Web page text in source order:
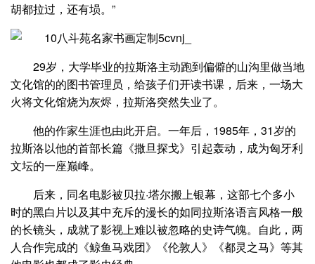
胡都拉过，还有埙。”
29岁，大学毕业的拉斯洛主动跑到偏僻的山沟里做当地
文化馆的的图书管理员，给孩子们开读书课，后来，一场大
火将文化馆烧为灰烬，拉斯洛突然失业了。
他的作家生涯也由此开启。一年后，1985年，31岁的
拉斯洛以他的首部长篇《撒旦探戈》引起轰动，成为匈牙利
文坛的一座巅峰。
后来，同名电影被贝拉·塔尔搬上银幕，这部七个多小
时的黑白片以及其中充斥的漫长的如同拉斯洛语言风格一般
的长镜头，成就了影视上难以被忽略的史诗气魄。自此，两
人合作完成的《鲸鱼马戏团》《伦敦人》《都灵之马》等其